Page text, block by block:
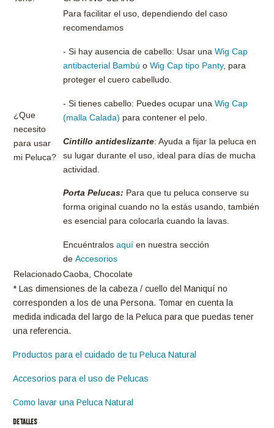
¿Que
necesito
para usar
mi Peluca?
Para facilitar el uso, dependiendo del caso
recomendamos
- Si hay ausencia de cabello: Usar una Wig Cap
antibacterial Bambú o Wig Cap tipo Panty, para
proteger el cuero cabelludo.
- Si tienes cabello: Puedes ocupar una Wig Cap
(malla Calada) para contener el pelo.
Cintillo antideslizante: Ayuda a fijar la peluca en
su lugar durante el uso, ideal para días de mucha
actividad.
Porta Pelucas: Para que tu peluca conserve su
forma original cuando no la estás usando, también
es esencial para colocarla cuando la lavas.
Encuéntralos aquí en nuestra sección
de Accesorios
RelacionadoCaoba, Chocolate
* Las dimensiones de la cabeza / cuello del Maniquí no
corresponden a los de una Persona. Tomar en cuenta la
medida indicada del largo de la Peluca para que puedas tener
una referencia.
Productos para el cuidado de tu Peluca Natural
Accesorios para el uso de Pelucas
Como lavar una Peluca Natural
DETALLES